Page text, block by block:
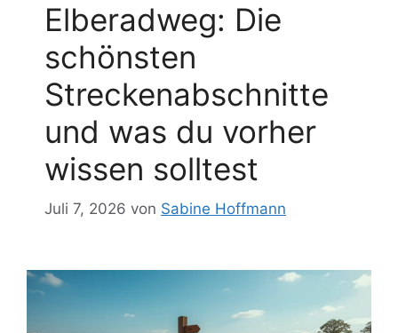
Elberadweg: Die
schönsten
Streckenabschnitte
und was du vorher
wissen solltest
Juli 7, 2026 von Sabine Hoffmann